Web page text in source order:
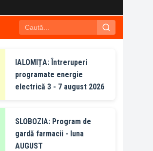
IALOMIȚA: Întreruperi
programate energie
electrică 3 - 7 august 2026
SLOBOZIA: Program de
gardă farmacii - luna
AUGUST